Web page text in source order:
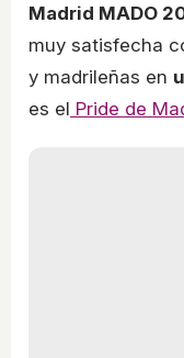
Madrid MADO
muy satisfecha
y madrileñas en
es el Pride de